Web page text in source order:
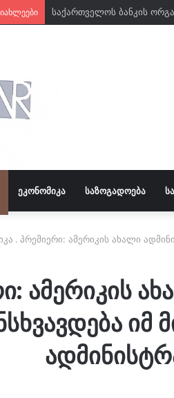
საქართველოს ბანკის
ᲔᲙᲝᲜᲝᲛᲘᲙᲐ ᲡᲐᲖᲝᲒᲐᲓᲝᲔᲑᲐ
. პრემიერი: ამერიკის ახალი
ამერიკის